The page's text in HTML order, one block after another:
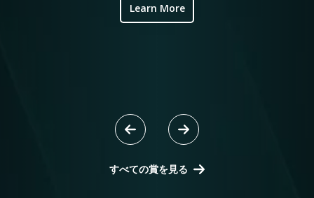
Learn More
すべての賞を見る